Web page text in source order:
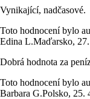
Vynikající, nadčasové.
Toto hodnocení bylo
Edina L.Maďarsko,
Dobrá hodnota za
Toto hodnocení bylo
Barbara G.Polsko, 25.